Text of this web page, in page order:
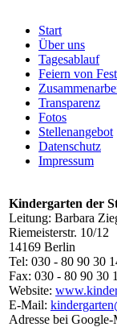
Start
Über uns
Tagesablauf
Feiern von
Transparenz
Fotos
Stellenangebot
Datenschutz
Impressum
Kindergarten der
Leitung: Barbara
Riemeisterstr. 10/12
14169 Berlin
Tel: 030 - 80 90 30
Fax: 030 - 80 90 30
Website:
E-Mail:
Adresse bei Google-